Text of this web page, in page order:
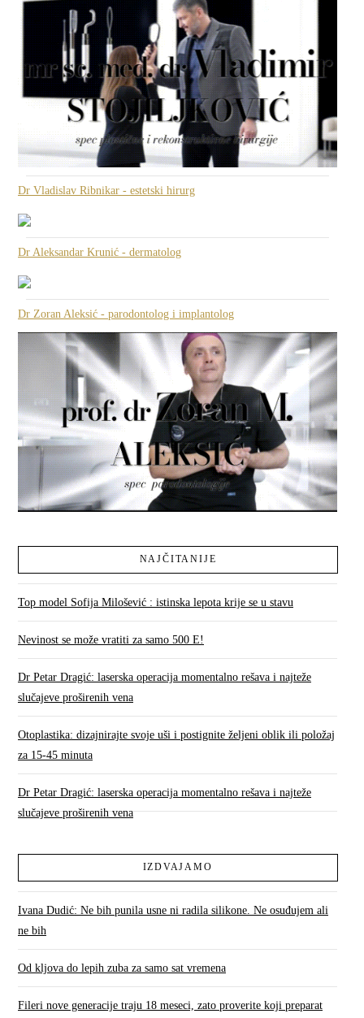
Dr Vladislav Ribnikar - estetski hirurg
Dr Aleksandar Krunić - dermatolog
Dr Zoran Aleksić - parodontolog i implantolog
NAJČITANIJE
Top model Sofija Milošević : istinska lepota krije se u stavu
Nevinost se može vratiti za samo 500 E!
Dr Petar Dragić: laserska operacija momentalno rešava i najteže
slučajeve proširenih vena
Otoplastika: dizajnirajte svoje uši i postignite željeni oblik ili položaj
za 15-45 minuta
Dr Petar Dragić: laserska operacija momentalno rešava i najteže
slučajeve proširenih vena
IZDVAJAMO
Ivana Dudić: Ne bih punila usne ni radila silikone. Ne osuđujem ali
ne bih
Od kljova do lepih zuba za samo sat vremena
Fileri nove generacije traju 18 meseci, zato proverite koji preparat